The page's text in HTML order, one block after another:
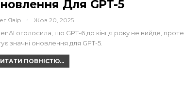
Для GPT-5
Явір Жов 20, 2025
оголосила, що GPT-6 до кінця року не вийде, проте
значні оновлення для GPT-5.
ПОВНІСТЮ...